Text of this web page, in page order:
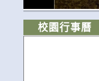
校園行事曆